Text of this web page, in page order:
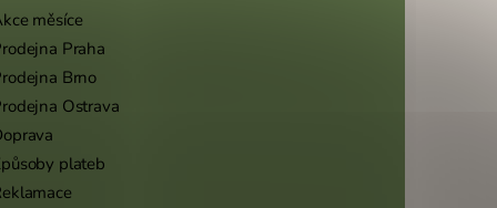
měsíce
Praha
Brno
Ostrava
plateb